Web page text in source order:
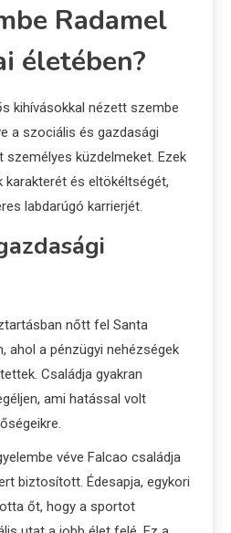
Radamel
életében?
kihívásokkal nézett szembe
a szociális és gazdasági
személyes küzdelmeket. Ezek
és eltökéltségét,
labdarúgó karrierjét.
nőtt fel Santa
ahol a pénzügyi nehézségek
Családja gyakran
ami hatással volt
véve Falcao családja
biztosított. Édesapja, egykori
őt, hogy a sportot